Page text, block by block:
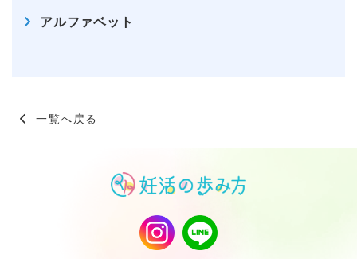
アルファベット
一覧へ戻る